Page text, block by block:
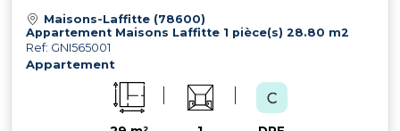
Maisons-Laffitte (78600)
Appartement Maisons Laffitte 1 pièce(s) 28.80 m2
Ref: GNI565001
Appartement